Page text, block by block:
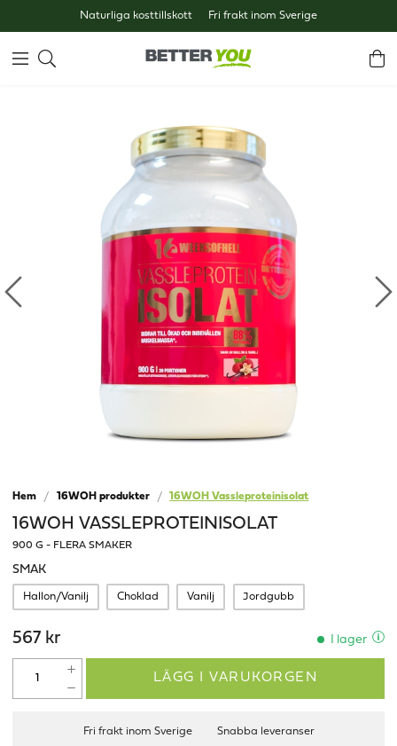
Naturliga kosttillskott Fri frakt inom Sverige
Hem 16WOH produkter 16WOH Vassleproteinisolat
16WOH VASSLEPROTEINISOLAT
900 G - FLERA SMAKER
SMAK
Hallon/Vanilj Choklad Vanilj Jordgubb
567 kr I lager
LÄGG I VARUKORGEN
Fri frakt inom Sverige Snabba leveranser